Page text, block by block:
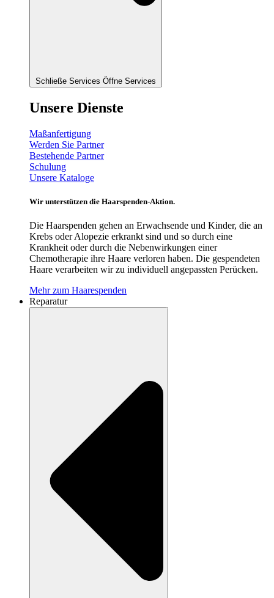
Schließe Services Öffne Services
Unsere Dienste
Maßanfertigung
Werden Sie Partner
Bestehende Partner
Schulung
Unsere Kataloge
Wir unterstützen die Haarspenden-Aktion.
Die Haarspenden gehen an Erwachsende und Kinder, die an
Krebs oder Alopezie erkrankt sind und so durch eine
Krankheit oder durch die Nebenwirkungen einer
Chemotherapie ihre Haare verloren haben. Die gespendeten
Haare verarbeiten wir zu individuell angepassten Perücken.
Mehr zum Haarespenden
Reparatur